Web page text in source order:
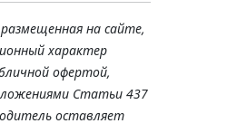
на сайте,
характер
офертой,
Статьи 437
оставляет